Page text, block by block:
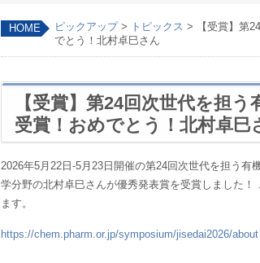
HOME ピックアップ> トピックス > 【受賞】第
でとう！北村卓巳さん
【受賞】第24回次世代を担
受賞！おめでとう！北村卓巳
2026年5月22日-5月23日開催の第24回次世代を担う
学分野の北村卓巳さんが優秀発表賞を受賞しました
ます。
https://chem.pharm.or.jp/symposium/jisedai2026/about